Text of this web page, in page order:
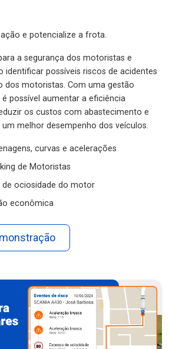
e potencialize a frota.
a segurança dos motoristas e
identificar possíveis riscos de acidentes
dos motoristas. Com uma gestão
possível aumentar a eficiência
os custos com abastecimento e
melhor desempenho dos veículos.
curvas e acelerações
de Motoristas
ociosidade do motor
econômica